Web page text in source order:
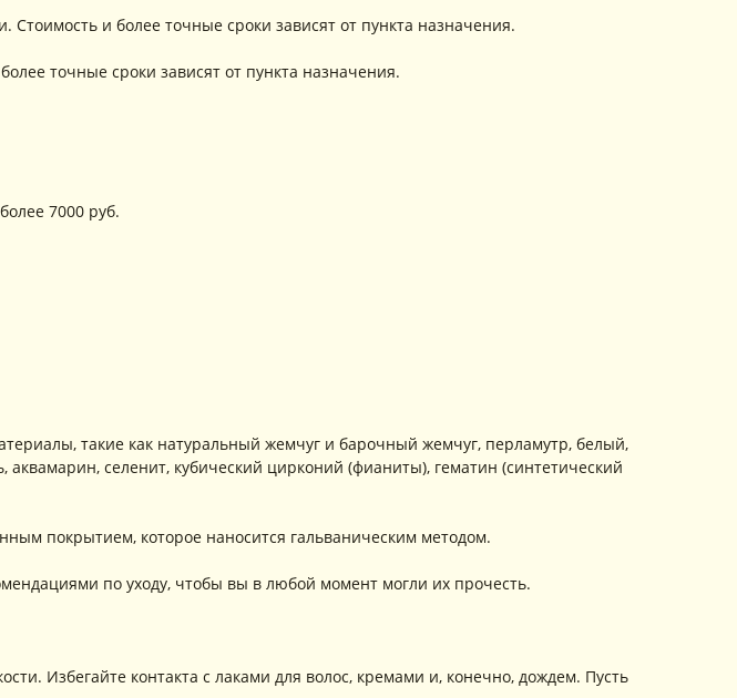
Стоимость и более точные сроки зависят от пункта назначения.
точные сроки зависят от пункта назначения.
7000 руб.
такие как натуральный жемчуг и барочный жемчуг, перламутр, белый,
селенит, кубический цирконий (фианиты), гематин (синтетический
покрытием, которое наносится гальваническим методом.
по уходу, чтобы вы в любой момент могли их прочесть.
Избегайте контакта с лаками для волос, кремами и, конечно, дождем. Пусть